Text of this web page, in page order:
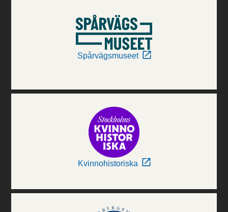
Spårvägsmuseet
Kvinnohistoriska